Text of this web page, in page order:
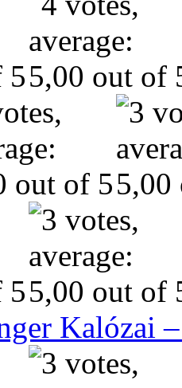
Kalózai